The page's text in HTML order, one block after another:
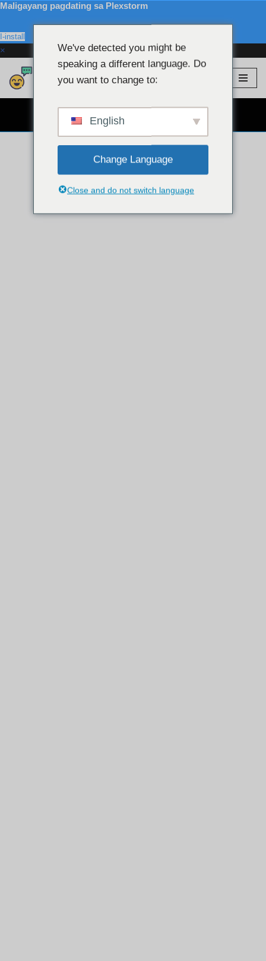
Maligayang pagdating sa Plexstorm
I-install
×
Lumaktaw
Plexstorm
💖 Mga VIP na
Modelo
LIBRENG WEBCAM CHAT 👉
We've detected you might be
speaking a different language. Do
you want to change to:
English
Change Language
Close and do not switch language